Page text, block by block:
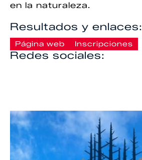
en la naturaleza.
Resultados y enlaces:
Página web Inscripciones
Redes sociales: